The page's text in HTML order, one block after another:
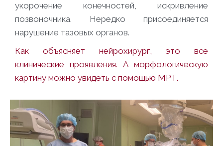
укорочение конечностей, искривление
позвоночника. Нередко присоединяется
нарушение тазовых органов.
Как объясняет нейрохирург, это все
клинические проявления. А морфологическую
картину можно увидеть с помощью МРТ.